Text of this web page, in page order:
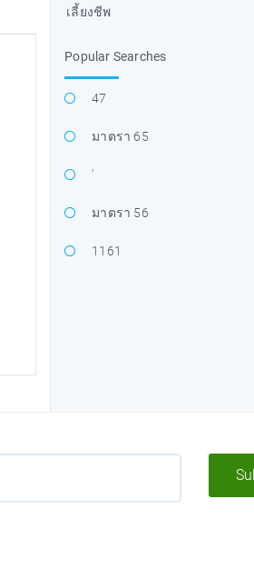
เลี้ยงชีพ
Popular Searches
47
มาตรา 65
'
มาตรา 56
1161